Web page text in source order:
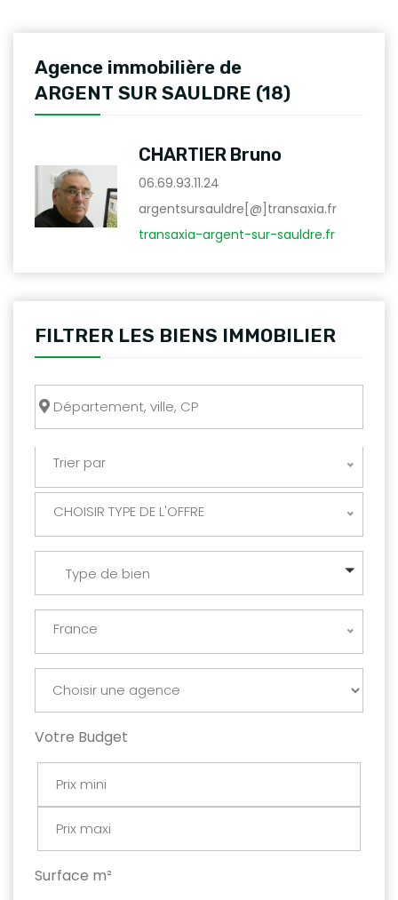
Agence immobilière de
ARGENT SUR SAULDRE (18)
CHARTIER Bruno
06.69.93.11.24
argentsursauldre[@]transaxia.fr
transaxia-argent-sur-sauldre.fr
FILTRER LES BIENS IMMOBILIER
Trier par
CHOISIR TYPE DE L'OFFRE
Type de bien
France
Votre Budget
Surface m²